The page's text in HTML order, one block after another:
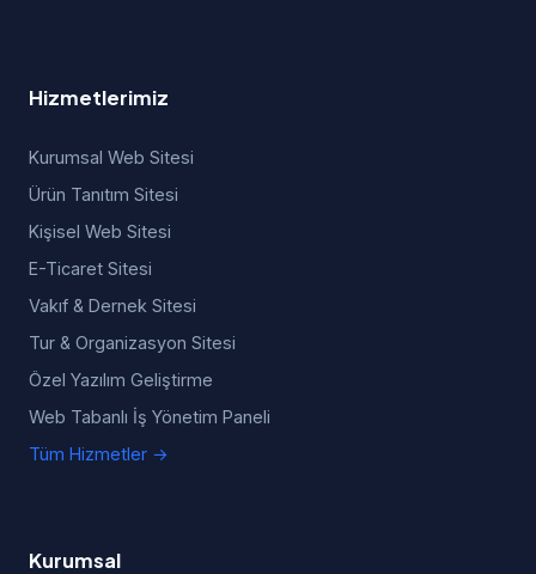
Hizmetlerimiz
Kurumsal Web Sitesi
Ürün Tanıtım Sitesi
Kişisel Web Sitesi
E-Ticaret Sitesi
Vakıf & Dernek Sitesi
Tur & Organizasyon Sitesi
Özel Yazılım Geliştirme
Web Tabanlı İş Yönetim Paneli
Tüm Hizmetler →
Kurumsal